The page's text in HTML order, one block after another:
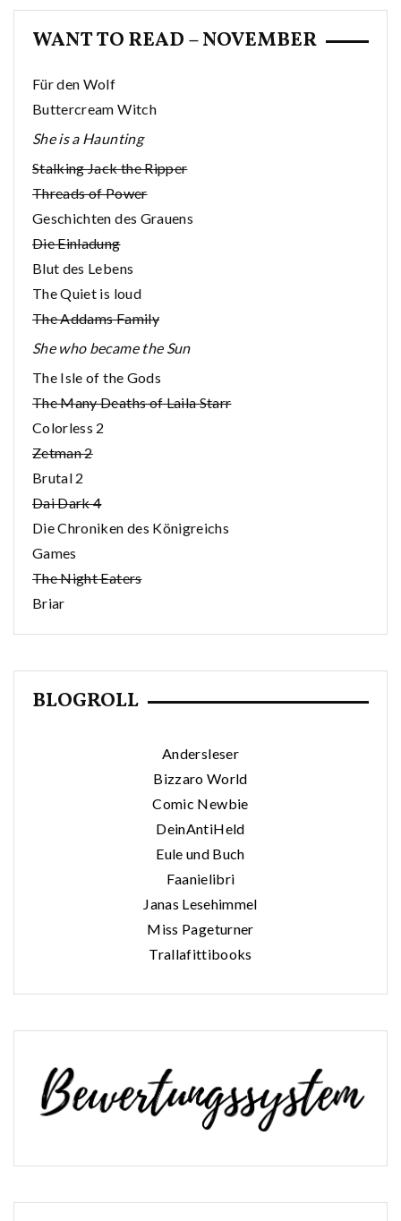
WANT TO READ – NOVEMBER
Für den Wolf
Buttercream Witch
She is a Haunting
Stalking Jack the Ripper
Threads of Power
Geschichten des Grauens
Die Einladung
Blut des Lebens
The Quiet is loud
The Addams Family
She who became the Sun
The Isle of the Gods
The Many Deaths of Laila Starr
Colorless 2
Zetman 2
Brutal 2
Dai Dark 4
Die Chroniken des Königreichs
Games
The Night Eaters
Briar
BLOGROLL
Andersleser
Bizzaro World
Comic Newbie
DeinAntiHeld
Eule und Buch
Faanielibri
Janas Lesehimmel
Miss Pageturner
Trallafittibooks